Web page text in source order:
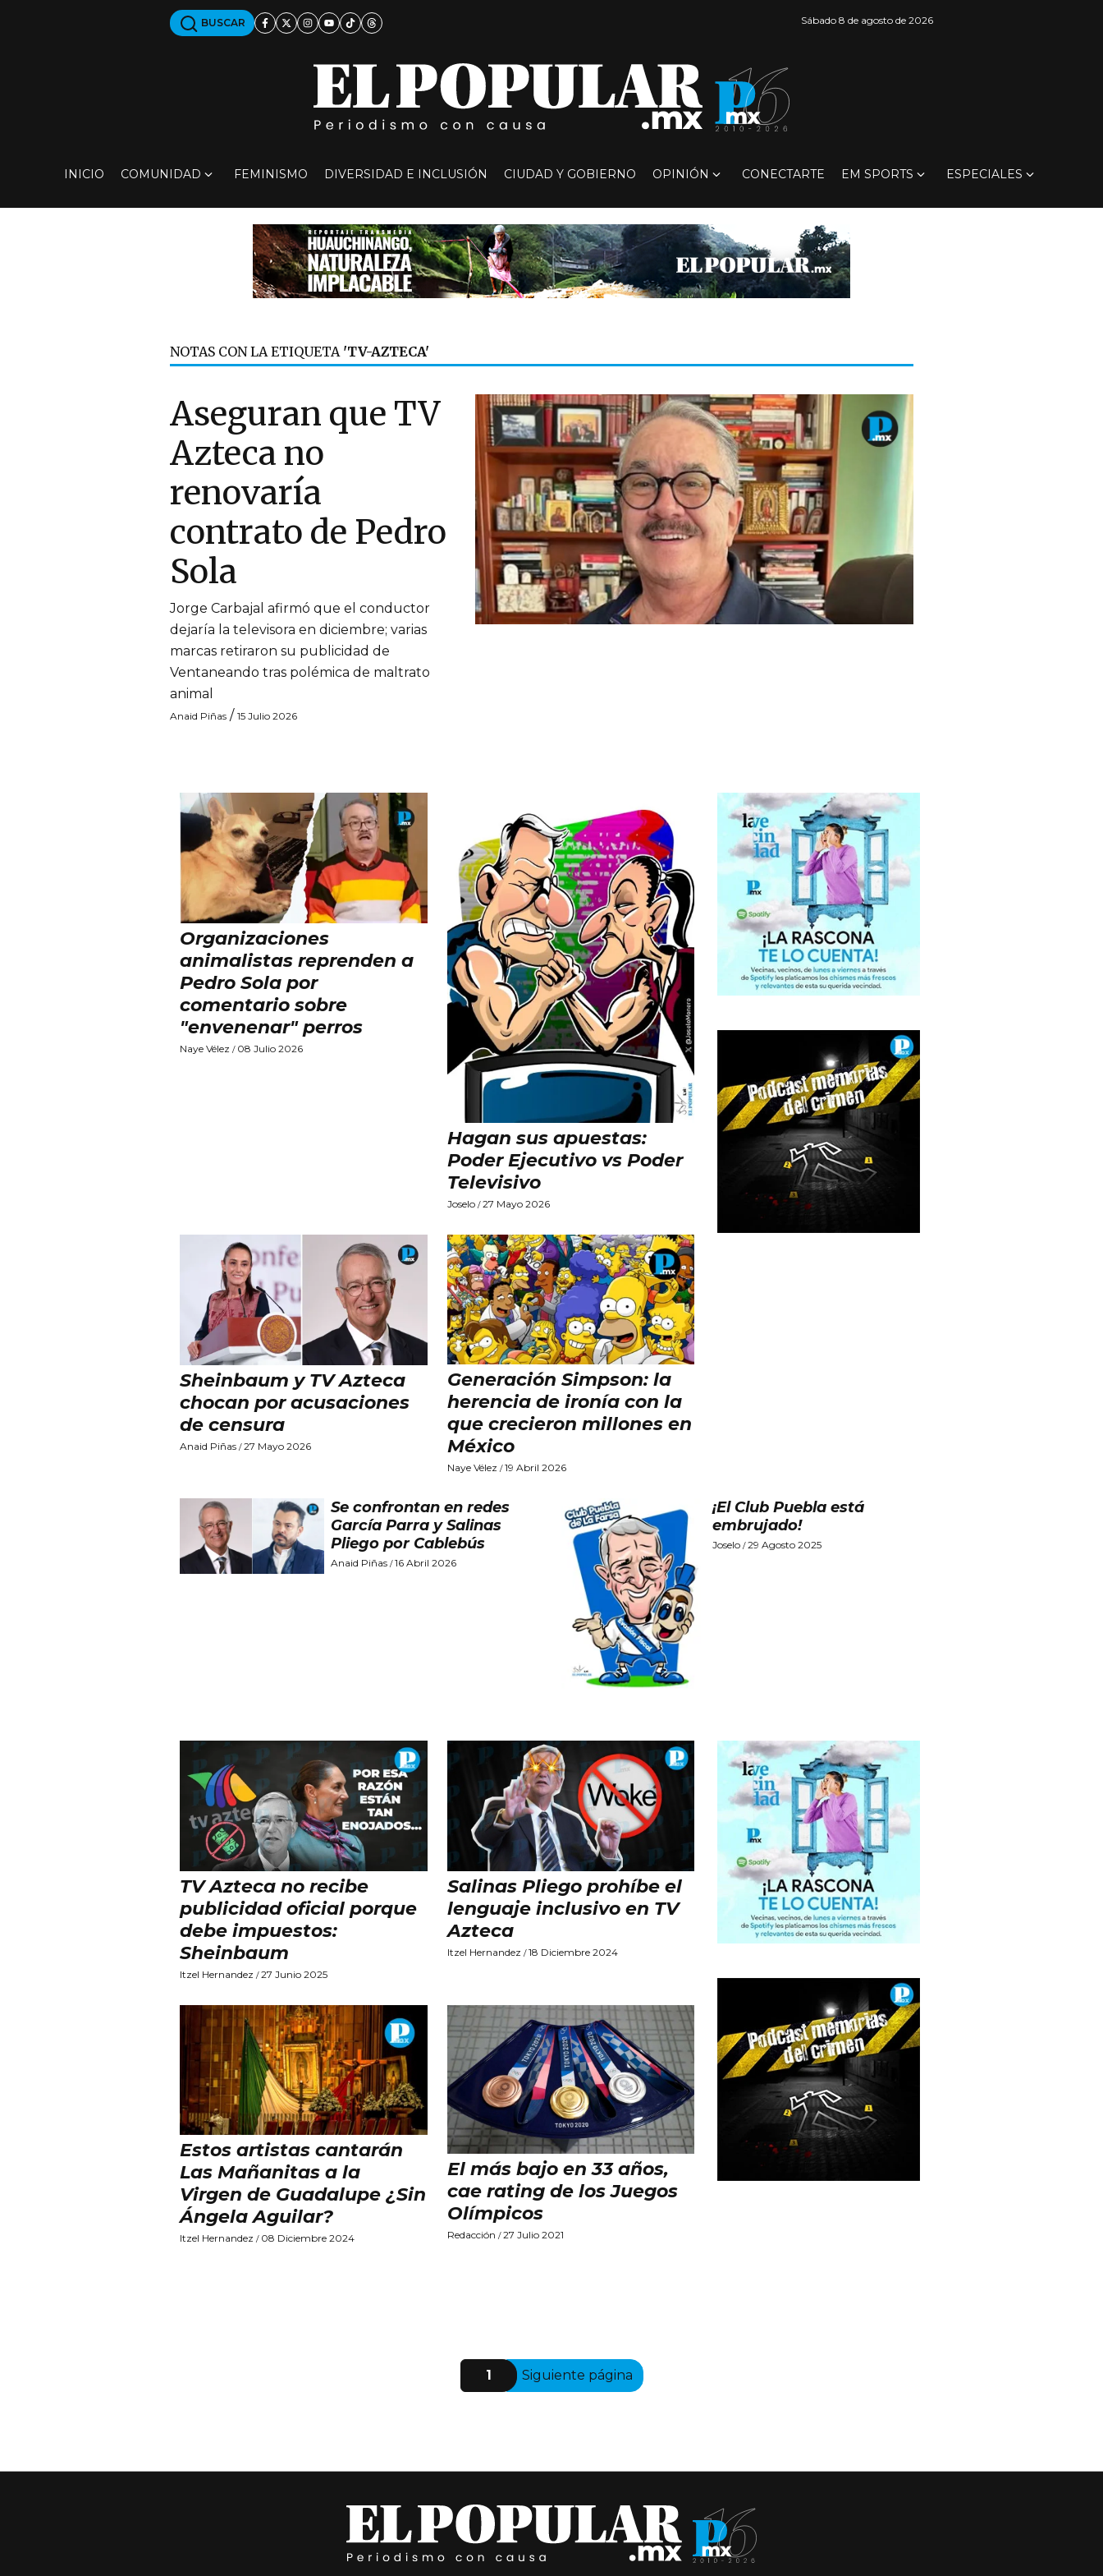
BUSCAR Sábado 8 de agosto de 2026
INICIO COMUNIDAD FEMINISMO DIVERSIDAD E INCLUSIÓN CIUDAD Y GOBIERNO OPINIÓN CONECTARTE EM SPORTS ESPECIALES
NOTAS CON LA ETIQUETA 'TV-AZTECA'
Aseguran que TV
Azteca no
renovaría
contrato de Pedro
Sola
Jorge Carbajal afirmó que el conductor
dejaría la televisora en diciembre; varias
marcas retiraron su publicidad de
Ventaneando tras polémica de maltrato
animal
Anaid Piñas / 15 Julio 2026
Organizaciones
animalistas reprenden a
Pedro Sola por
comentario sobre
"envenenar" perros
Naye Vélez / 08 Julio 2026
Hagan sus apuestas:
Poder Ejecutivo vs Poder
Televisivo
Joselo/27 Mayo 2026
Sheinbaum y TV Azteca
chocan por acusaciones
de censura
Anaid Piñas /27 Mayo 2026
Generación Simpson: la
herencia de ironía con la
que crecieron millones en
México
Naye Vélez /19 Abril 2026
Se confrontan en redes
García Parra y Salinas
Pliego por Cablebús
Anaid Piñas /16 Abril 2026
¡El Club Puebla está
embrujado!
Joselo /29 Agosto 2025
TV Azteca no recibe
publicidad oficial porque
debe impuestos:
Sheinbaum
Itzel Hernandez /27 Junio 2025
Salinas Pliego prohíbe el
lenguaje inclusivo en TV
Azteca
Itzel Hernandez /18 Diciembre 2024
Estos artistas cantarán
Las Mañanitas a la
Virgen de Guadalupe ¿Sin
Ángela Aguilar?
Itzel Hernandez / 08 Diciembre 2024
El más bajo en 33 años,
cae rating de los Juegos
Olímpicos
Redacción /27 Julio 2021
1 Siguiente página